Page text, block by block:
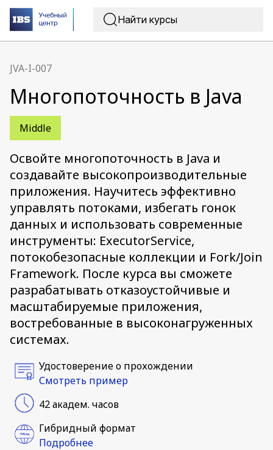
JVA-I-007
Многопоточность в Java
Middle
Освойте многопоточность в Java и
создавайте высокопроизводительные
приложения. Научитесь эффективно
управлять потоками, избегать гонок
данных и использовать современные
инструменты: ExecutorService,
потокобезопасные коллекции и Fork/Join
Framework. После курса вы сможете
разрабатывать отказоустойчивые и
масштабируемые приложения,
востребованные в высоконагруженных
системах.
Удостоверение о прохождении
Смотреть пример
42 академ. часов
Гибридный формат
Подробнее